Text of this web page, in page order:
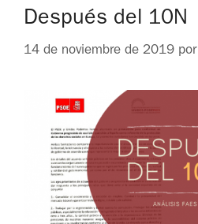
Después del 10N
14 de noviembre de 2019 por